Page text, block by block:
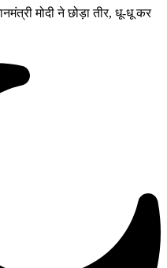
मोदी ने छोड़ा तीर, धू-धू कर